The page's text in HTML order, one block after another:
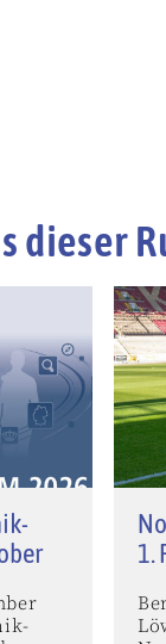
dieser
1.